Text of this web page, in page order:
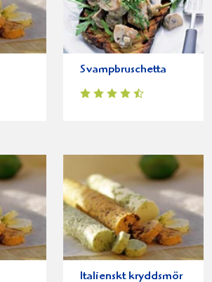
Svampbruschetta
Italienskt kryddsmör